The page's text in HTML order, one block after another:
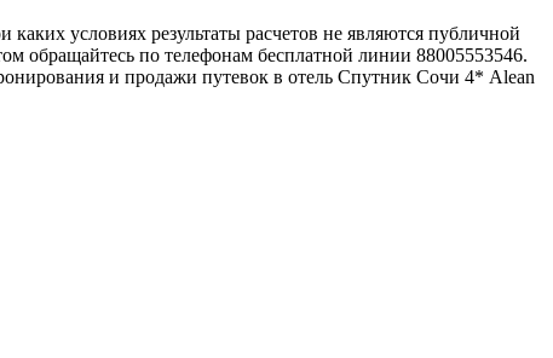
условиях результаты расчетов не являются публичной
обращайтесь по телефонам бесплатной линии 88005553546.
и продажи путевок в отель Спутник Сочи 4* Alean